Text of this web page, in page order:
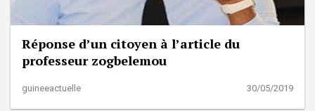
Réponse d’un citoyen à l’article du
professeur zogbelemou
guineeactuelle 30/05/2019